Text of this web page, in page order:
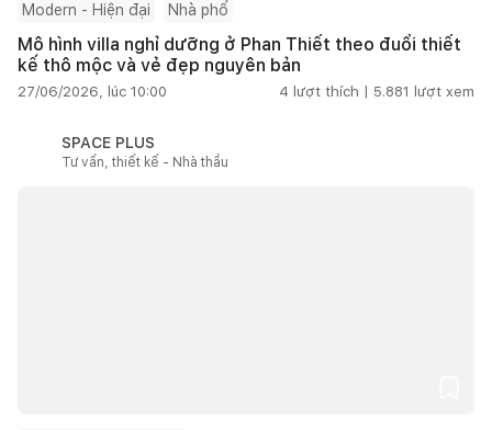
Modern - Hiện đại Nhà phố
Mô hình villa nghỉ dưỡng ở Phan Thiết theo đuổi thiết
kế thô mộc và vẻ đẹp nguyên bản
27/06/2026, lúc 10:00 4 lượt thích | 5.881 lượt xem
SPACE PLUS
Tư vấn, thiết kế - Nhà thầu